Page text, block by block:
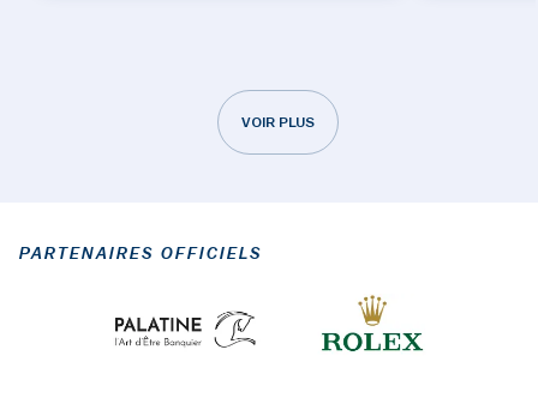
VOIR PLUS
PARTENAIRES OFFICIELS